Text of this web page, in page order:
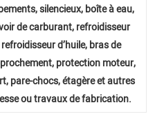
silencieux, boîte à eau,
de carburant, refroidisseur
d’huile, bras de
protection moteur,
pare-chocs, étagère et autres
ou travaux de fabrication.